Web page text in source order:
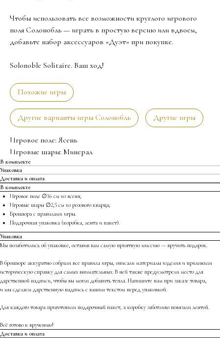
Чтобы использовать все возможности круглого игрового
поля Солонобль — играть в простую версию или вдвоем,
добавьте набор аксессуаров «Дуэт» при покупке.
Solonoble Solitaire. Ваш ход!
Похожие игры
Другие варианты игры Солонобль Другие игры
Игровое поле: Ясень
Игровые шары: Минерал
В комплекте
Упаковка
Доставка и оплата
В комплекте
Игровое поле ∅36 см из ясеня;
Игровые шары ∅2,5 см из розового кварца;
Брошюра с правилами игры.
Подарочная упаковка (коробка, лента и пакет).
Упаковка
Мы позаботились об упаковке, оставив вам самую приятную миссию — вручить подарок.
В брошюре аккуратно собрали все правила игры, описали материалы изделия и приложили
историческую справку для самых внимательных. В ней также предусмотрели место для
дарственной надписи, чтобы вы могли добавить тепла. Напишите нам при заказе товара,
и мы сделаем дарственную надпись с вашим текстом перед упаковкой.
Для каждого товара приготовили подарочный пакет, а коробку заботливо повязали лентой.
Всё готово к вручению!
Доставка и оплата